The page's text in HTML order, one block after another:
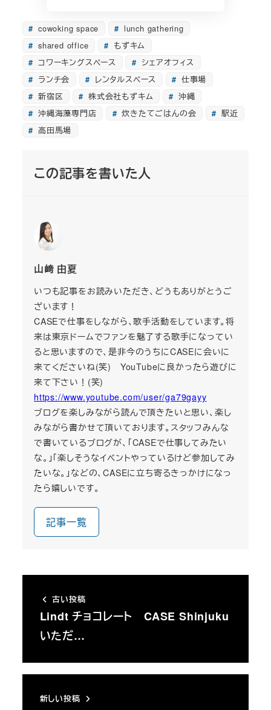
cowoking space
lunch gathering
shared office
もずキム
コワーキングスペース
シェアオフィス
ランチ会
レンタルスペース
仕事場
新宿区
株式会社もずキム
沖縄
沖縄海藻専門店
炊きたてごはんの会
駅近
高田馬場
この記事を書いた人
山﨑 由夏
いつも記事をお読みいただき、どうもありがとうご
ざいます！
CASEで仕事をしながら、歌手活動をしています。将
来は東京ドームでファンを魅了する歌手になってい
ると思いますので、是非今のうちにCASEに会いに
来てくださいね(笑) YouTubeに良かったら遊びに
来て下さい！(笑)
https://www.youtube.com/user/ga79gayy
ブログを楽しみながら読んで頂きたいと思い、楽し
みながら書かせて頂いております。スタッフみんな
で書いているブログが、「CASEで仕事してみたい
な。」「楽しそうなイベントやっているけど参加してみ
たいな。」などの、CASEに立ち寄るきっかけになっ
たら嬉しいです。
記事一覧
古い投稿
Lindt チョコレート CASE Shinjuku
いただ…
新しい投稿